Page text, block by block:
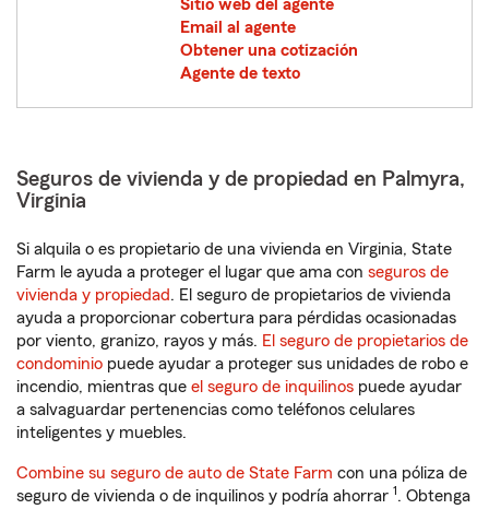
Sitio web del agente
Email al agente
Obtener una cotización
Agente de texto
Seguros de vivienda y de propiedad en Palmyra,
Virginia
Si alquila o es propietario de una vivienda en Virginia, State
Farm le ayuda a proteger el lugar que ama con seguros de
vivienda y propiedad. El seguro de propietarios de vivienda
ayuda a proporcionar cobertura para pérdidas ocasionadas
por viento, granizo, rayos y más. El seguro de propietarios de
condominio puede ayudar a proteger sus unidades de robo e
incendio, mientras que el seguro de inquilinos puede ayudar
a salvaguardar pertenencias como teléfonos celulares
inteligentes y muebles.
Combine su seguro de auto de State Farm con una póliza de
seguro de vivienda o de inquilinos y podría ahorrar 1. Obtenga